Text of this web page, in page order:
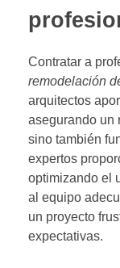
Contratar a
remodelación
arquitectos
asegurando un
sino también
expertos
optimizando el
al equipo
un proyecto
expectativas.